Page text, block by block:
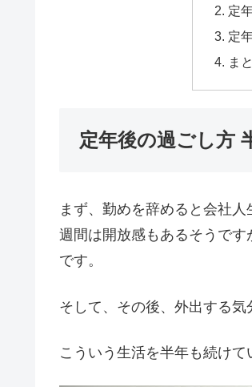
定
定
ま
定年後の過ごし方
まず、勤めを辞めると会社
週間は開放感もあるそうで
です。
そして、その後、外出する気
こういう生活を半年も続けて